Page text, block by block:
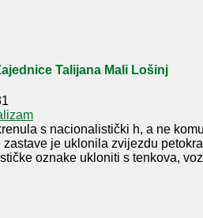
Talijana Mali Lošinj
s nacionalistički h, a ne
je uklonila zvijezdu
oznake ukloniti s tenkova,